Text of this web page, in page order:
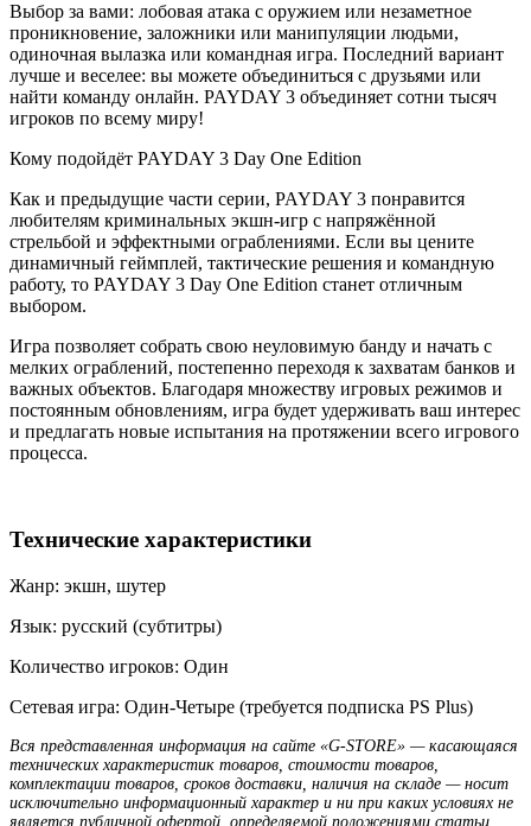
Выбор за вами: лобовая атака с оружием или незаметное
проникновение, заложники или манипуляции людьми,
одиночная вылазка или командная игра. Последний вариант
лучше и веселее: вы можете объединиться с друзьями или
найти команду онлайн. PAYDAY 3 объединяет сотни тысяч
игроков по всему миру!
Кому подойдёт PAYDAY 3 Day One Edition
Как и предыдущие части серии, PAYDAY 3 понравится
любителям криминальных экшн-игр с напряжённой
стрельбой и эффектными ограблениями. Если вы цените
динамичный геймплей, тактические решения и командную
работу, то PAYDAY 3 Day One Edition станет отличным
выбором.
Игра позволяет собрать свою неуловимую банду и начать с
мелких ограблений, постепенно переходя к захватам банков и
важных объектов. Благодаря множеству игровых режимов и
постоянным обновлениям, игра будет удерживать ваш интерес
и предлагать новые испытания на протяжении всего игрового
процесса.
Технические характеристики
Жанр: экшн, шутер
Язык: русский (субтитры)
Количество игроков: Один
Сетевая игра: Один-Четыре (требуется подписка PS Plus)
Вся представленная информация на сайте «G-STORE» — касающаяся
технических характеристик товаров, стоимости товаров,
комплектации товаров, сроков доставки, наличия на складе — носит
исключительно информационный характер и ни при каких условиях не
является публичной офертой, определяемой положениями статьи